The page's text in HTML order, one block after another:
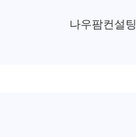
나우팜컨설팅